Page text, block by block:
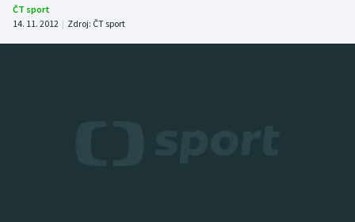
Atletika
ČT sport
14. 11. 2012 | Zdroj: ČT sport